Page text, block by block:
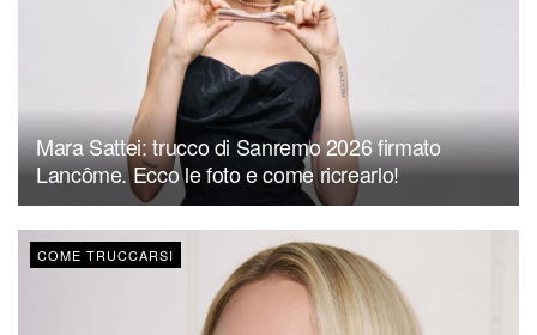
Mara Sattei: trucco di Sanremo 2026 firmato
Lancôme. Ecco le foto e come ricrearlo!
COME TRUCCARSI